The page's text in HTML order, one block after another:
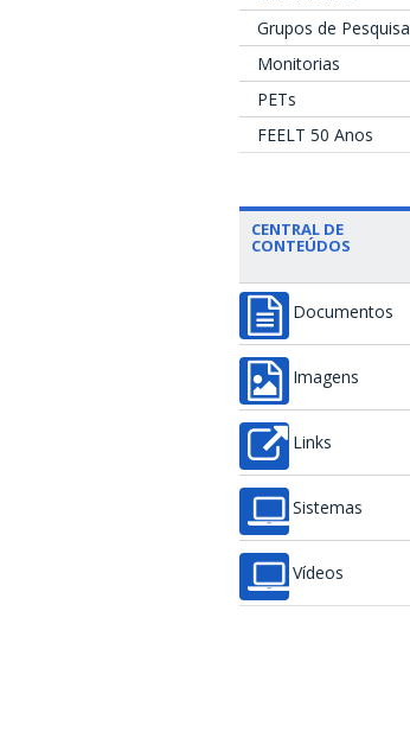
Grupos de Pesquisa
Monitorias
PETs
FEELT 50 Anos
CENTRAL DE
CONTEÚDOS
Documentos
Imagens
Links
Sistemas
Vídeos